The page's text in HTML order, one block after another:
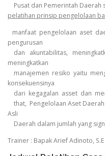
Pusat dan Pemerintah Daerah
pelatihan prinsip pengelolaan
manfaat pengelolaan aset
pengurusan
dan akuntabilitas,
meningkatkan
manajemen resiko yaitu
konsekuensinya
dari kegagalan asset dan
that, Pengelolaan Aset
Asli
Daerah dalam jumlah yang
Trainer : Bapak Arief Adinoto,